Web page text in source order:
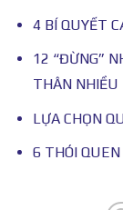
4 BÍ QUYẾT
12 “ĐỪNG”
THÂN NHIỀU
LỰA CHỌN
6 THÓI QUEN